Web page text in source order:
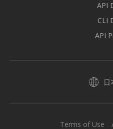
API
CLI
API
日
Terms of Use